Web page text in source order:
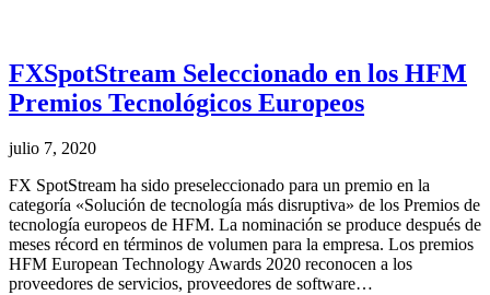
FXSpotStream Seleccionado en los HFM
Premios Tecnológicos Europeos
julio 7, 2020
FX SpotStream ha sido preseleccionado para un premio en la
categoría «Solución de tecnología más disruptiva» de los Premios de
tecnología europeos de HFM. La nominación se produce después de
meses récord en términos de volumen para la empresa. Los premios
HFM European Technology Awards 2020 reconocen a los
proveedores de servicios, proveedores de software…